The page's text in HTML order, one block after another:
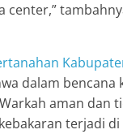
center,”
dalam bencana
aman dan
terjadi